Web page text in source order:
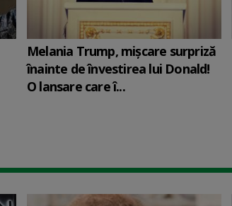
Melania Trump, mișcare surpriză
înainte de învestirea lui Donald!
O lansare care î...